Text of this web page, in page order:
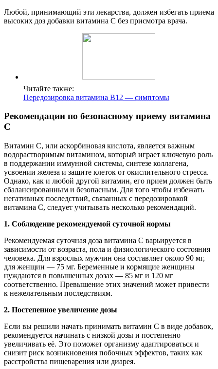
Любой, принимающий эти лекарства, должен избегать приема
высоких доз добавки витамина С без присмотра врача.
Читайте также:
Передозировка витамина В12 — симптомы
Рекомендации по безопасному приему витамина
С
Витамин С, или аскорбиновая кислота, является важным
водорастворимым витамином, который играет ключевую роль
в поддержании иммунной системы, синтезе коллагена,
усвоении железа и защите клеток от окислительного стресса.
Однако, как и любой другой витамин, его прием должен быть
сбалансированным и безопасным. Для того чтобы избежать
негативных последствий, связанных с передозировкой
витамина С, следует учитывать несколько рекомендаций.
1. Соблюдение рекомендуемой суточной нормы
Рекомендуемая суточная доза витамина С варьируется в
зависимости от возраста, пола и физиологического состояния
человека. Для взрослых мужчин она составляет около 90 мг,
для женщин — 75 мг. Беременные и кормящие женщины
нуждаются в повышенных дозах — 85 мг и 120 мг
соответственно. Превышение этих значений может привести
к нежелательным последствиям.
2. Постепенное увеличение дозы
Если вы решили начать принимать витамин С в виде добавок,
рекомендуется начинать с низкой дозы и постепенно
увеличивать её. Это поможет организму адаптироваться и
снизит риск возникновения побочных эффектов, таких как
расстройства пищеварения или диарея.